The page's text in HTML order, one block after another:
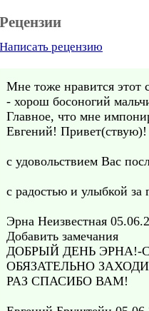
Рецензии
Написать рецензию
Мне тоже нравится этот
- хорош босоногий
Главное, что мне
Евгений! Привет(ствую)!
с удовольствием Вас
с радостью и улыбкой за
Эрна Неизвестная
Добавить замечания
ДОБРЫЙ ДЕНЬ
ОБЯЗАТЕЛЬНО
РАЗ СПАСИБО ВАМ!